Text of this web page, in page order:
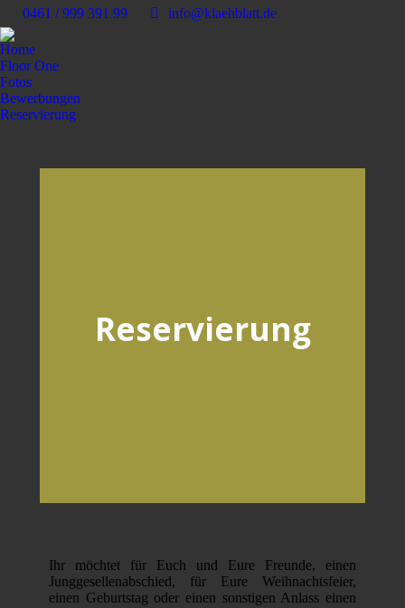
0461 / 999 391 99 info@klaehblatt.de
Home
Floor One
Fotos
Bewerbungen
Reservierung
Reservierung
Ihr möchtet für Euch und Eure Freunde, einen
Junggesellenabschied, für Eure Weihnachtsfeier,
einen Geburtstag oder einen sonstigen Anlass einen